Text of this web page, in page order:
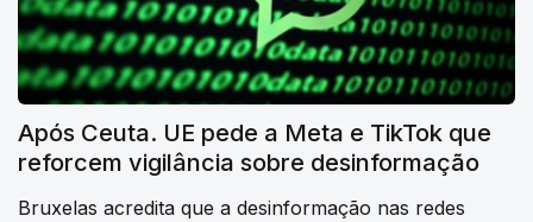
Após Ceuta. UE pede a Meta e TikTok que
reforcem vigilância sobre desinformação
Bruxelas acredita que a desinformação nas redes